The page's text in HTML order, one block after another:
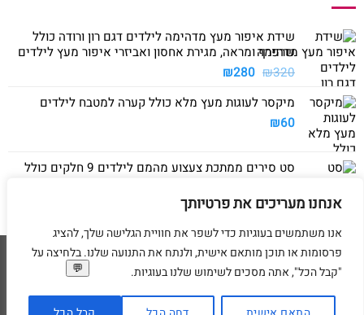
אנחנו מעריכים את פרטיותך
אנו משתמשים בעוגיות כדי לשפר את חוויית הגלישה שלך, להציג
פרסומות או תוכן מותאם אישית, ולנתח את התנועה שלנו. בלחיצה על
"קבל הכל", אתה מסכים לשימוש שלנו בעוגיות.
שידת איפור מעץ מדהימה לילדים דגם רון ורודה כולל
שרפרף ומראה, מגירת אחסון ואביזרי איפור מעץ לילדים
₪320
המחיר
היה:
₪280 המחיר
הוא:
מיקסר לעוגות מעץ מלא כולל קערה למטבח לילדים
₪60
סט סירים ממתכת צעצוע מהמם לילדים 9 חלקים כולל
₪40
Visa
MasterCard
American
Express
Visa
דף הבית מדיניות משלוחים מדיניות החזרת מוצרים תקנון מדיניות פרטיות
בקשת מחיקת פרטים אישיים